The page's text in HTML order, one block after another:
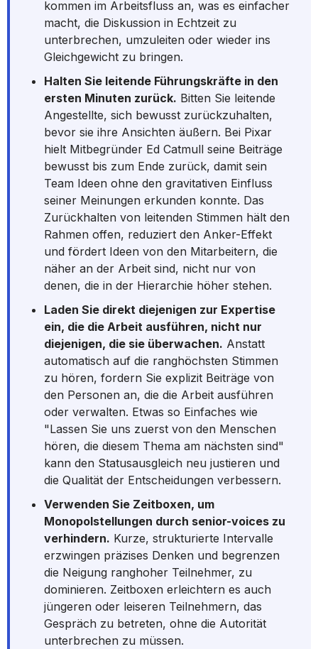
kommen im Arbeitsfluss an, was es einfacher
macht, die Diskussion in Echtzeit zu
unterbrechen, umzuleiten oder wieder ins
Gleichgewicht zu bringen.
Halten Sie leitende Führungskräfte in den
ersten Minuten zurück. Bitten Sie leitende
Angestellte, sich bewusst zurückzuhalten,
bevor sie ihre Ansichten äußern. Bei Pixar
hielt Mitbegründer Ed Catmull seine Beiträge
bewusst bis zum Ende zurück, damit sein
Team Ideen ohne den gravitativen Einfluss
seiner Meinungen erkunden konnte. Das
Zurückhalten von leitenden Stimmen hält den
Rahmen offen, reduziert den Anker-Effekt
und fördert Ideen von den Mitarbeitern, die
näher an der Arbeit sind, nicht nur von
denen, die in der Hierarchie höher stehen.
Laden Sie direkt diejenigen zur Expertise
ein, die die Arbeit ausführen, nicht nur
diejenigen, die sie überwachen. Anstatt
automatisch auf die ranghöchsten Stimmen
zu hören, fordern Sie explizit Beiträge von
den Personen an, die die Arbeit ausführen
oder verwalten. Etwas so Einfaches wie
"Lassen Sie uns zuerst von den Menschen
hören, die diesem Thema am nächsten sind"
kann den Statusausgleich neu justieren und
die Qualität der Entscheidungen verbessern.
Verwenden Sie Zeitboxen, um
Monopolstellungen durch senior-voices zu
verhindern. Kurze, strukturierte Intervalle
erzwingen präzises Denken und begrenzen
die Neigung ranghoher Teilnehmer, zu
dominieren. Zeitboxen erleichtern es auch
jüngeren oder leiseren Teilnehmern, das
Gespräch zu betreten, ohne die Autorität
unterbrechen zu müssen.